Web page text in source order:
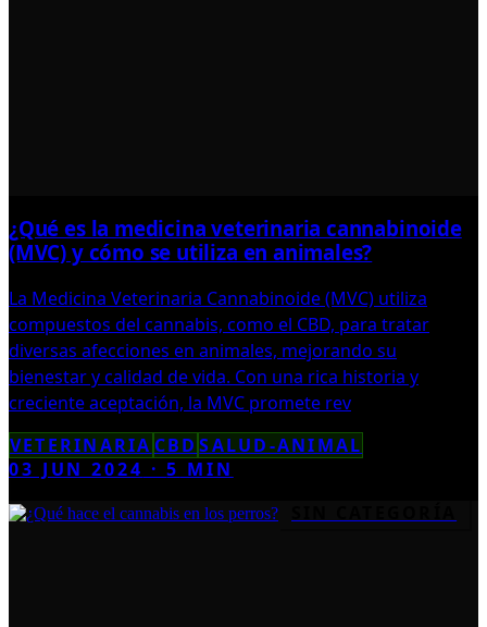
¿Qué es la medicina veterinaria cannabinoide
(MVC) y cómo se utiliza en animales?
La Medicina Veterinaria Cannabinoide (MVC) utiliza
compuestos del cannabis, como el CBD, para tratar
diversas afecciones en animales, mejorando su
bienestar y calidad de vida. Con una rica historia y
creciente aceptación, la MVC promete rev
VETERINARIA CBD SALUD-ANIMAL
03 JUN 2024 ·5 MIN